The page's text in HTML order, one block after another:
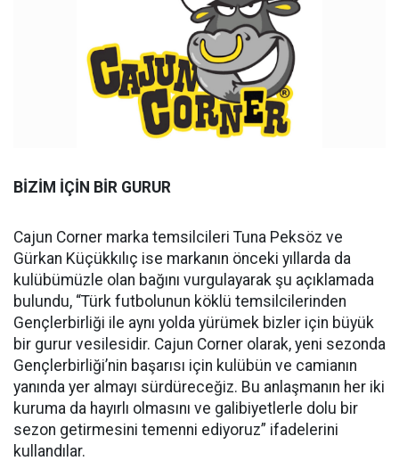
BİZİM İÇİN BİR GURUR
Cajun Corner marka temsilcileri Tuna Peksöz ve
Gürkan Küçükkılıç ise markanın önceki yıllarda da
kulübümüzle olan bağını vurgulayarak şu açıklamada
bulundu, “Türk futbolunun köklü temsilcilerinden
Gençlerbirliği ile aynı yolda yürümek bizler için büyük
bir gurur vesilesidir. Cajun Corner olarak, yeni sezonda
Gençlerbirliği’nin başarısı için kulübün ve camianın
yanında yer almayı sürdüreceğiz. Bu anlaşmanın her iki
kuruma da hayırlı olmasını ve galibiyetlerle dolu bir
sezon getirmesini temenni ediyoruz” ifadelerini
kullandılar.